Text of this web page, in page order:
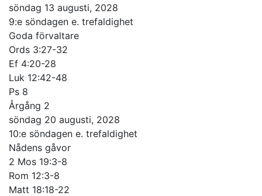
söndag 13 augusti, 2028
9:e söndagen e. trefaldighet
Goda förvaltare
Ords 3:27-32
Ef 4:20-28
Luk 12:42-48
Ps 8
Årgång 2
söndag 20 augusti, 2028
10:e söndagen e. trefaldighet
Nådens gåvor
2 Mos 19:3-8
Rom 12:3-8
Matt 18:18-22